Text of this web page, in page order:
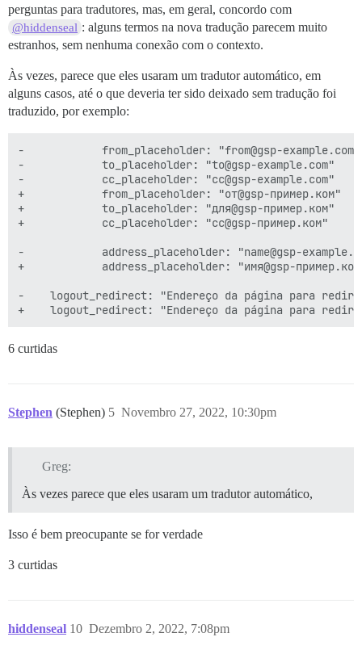
perguntas para tradutores, mas, em geral, concordo com
@hiddenseal : alguns termos na nova tradução parecem muito
estranhos, sem nenhuma conexão com o contexto.
Às vezes, parece que eles usaram um tradutor automático, em
alguns casos, até o que deveria ter sido deixado sem tradução foi
traduzido, por exemplo:
-            from_placeholder: "from@gsp-example.com"
-            to_placeholder: "to@gsp-example.com"
-            cc_placeholder: "cc@gsp-example.com"
+            from_placeholder: "от@gsp-пример.ком"
+            to_placeholder: "для@gsp-пример.ком"
+            cc_placeholder: "cc@gsp-пример.ком"
-            address_placeholder: "name@gsp-
+            address_placeholder: "имя@gsp-
-    logout_redirect: "Endereço da página para
6 curtidas
Stephen (Stephen) Novembro 27, 2022, 10:30pm
5
Greg:
Às vezes parece que eles usaram um tradutor automático,
Isso é bem preocupante se for verdade
3 curtidas
hiddenseal Dezembro 2, 2022, 7:08pm
10